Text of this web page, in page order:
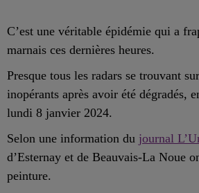
C’est une véritable épidémie qui a
marnais ces dernières heures.
Presque tous les radars se trouvant
inopérants après avoir été dégradés,
lundi 8 janvier 2024.
Selon une information du journal
d’Esternay et de Beauvais-La Noue
peinture.